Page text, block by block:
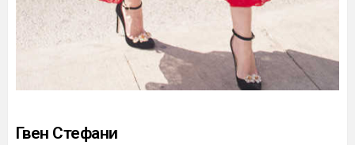
Гвен Стефани